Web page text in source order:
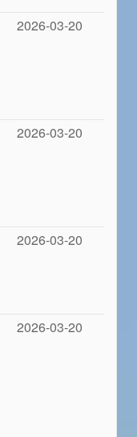
2026-03-20
2026-03-20
2026-03-20
2026-03-20